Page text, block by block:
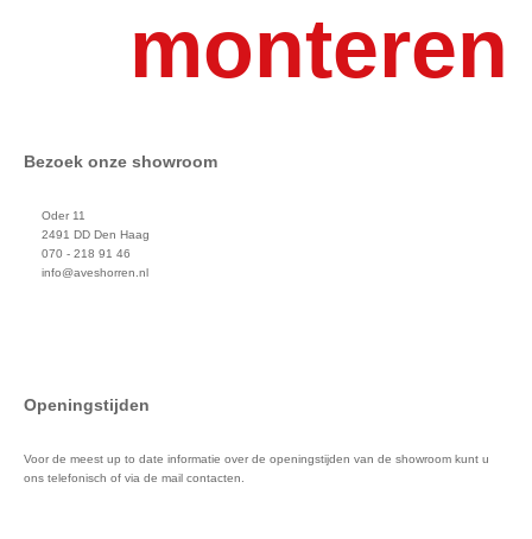
monteren
Bezoek onze showroom
Oder 11
2491 DD Den Haag
070 - 218 91 46
info@aveshorren.nl
Openingstijden
Voor de meest up to date informatie over de openingstijden van de showroom kunt u
ons telefonisch of via de mail contacten.